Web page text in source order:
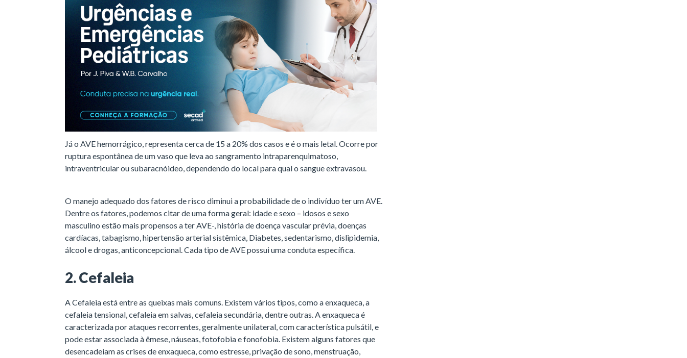
Já o AVE hemorrágico, representa cerca de 15 a 20% dos casos e é o mais letal. Ocorre por
ruptura espontânea de um vaso que leva ao sangramento intraparenquimatoso,
intraventricular ou subaracnóideo, dependendo do local para qual o sangue extravasou.
O manejo adequado dos fatores de risco diminui a probabilidade de o indivíduo ter um AVE.
Dentre os fatores, podemos citar de uma forma geral: idade e sexo – idosos e sexo
masculino estão mais propensos a ter AVE-, história de doença vascular prévia, doenças
cardíacas, tabagismo, hipertensão arterial sistêmica, Diabetes, sedentarismo, dislipidemia,
álcool e drogas, anticoncepcional. Cada tipo de AVE possui uma conduta específica.
2. Cefaleia
A Cefaleia está entre as queixas mais comuns. Existem vários tipos, como a enxaqueca, a
cefaleia tensional, cefaleia em salvas, cefaleia secundária, dentre outras. A enxaqueca é
caracterizada por ataques recorrentes, geralmente unilateral, com característica pulsátil, e
pode estar associada à êmese, náuseas, fotofobia e fonofobia. Existem alguns fatores que
desencadeiam as crises de enxaqueca, como estresse, privação de sono, menstruação,